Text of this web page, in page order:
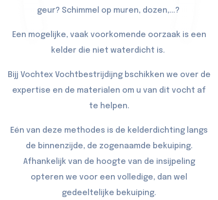
geur? Schimmel op muren, dozen,...?
Een mogelijke, vaak voorkomende oorzaak is een
kelder die niet waterdicht is.
Bijj Vochtex Vochtbestrijdijng bschikken we over de
expertise en de materialen om u van dit vocht af
te helpen.
Eén van deze methodes is de kelderdichting langs
de binnenzijde, de zogenaamde bekuiping.
Afhankelijk van de hoogte van de insijpeling
opteren we voor een volledige, dan wel
gedeeltelijke bekuiping.